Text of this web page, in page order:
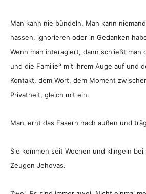
Man kann nie bündeln. Man kann
hassen, ignorieren oder in Gedanken
Wenn man interagiert, dann schließt man
und die Familie° mit ihrem Auge auf und
Kontakt, dem Wort, dem Moment
Privatheit, gleich mit ein.
Man lernt das Fasern nach außen und
Sie kommen seit Wochen und klingeln bei
Zeugen Jehovas.